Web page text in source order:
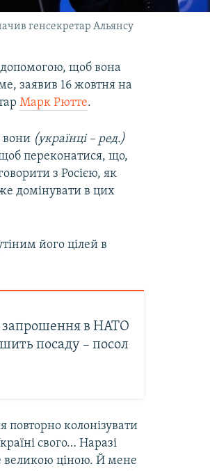
генсекретар Альянсу
щоб вона
заявив 16 жовтня на
Марк Рютте.
вони (українці – ред.)
переконатися, що,
з Росією, як
домінувати в цих
його цілей в
запрошення в НАТО
посаду – посол
повторно колонізувати
свого… Наразі
великою ціною. Й мене